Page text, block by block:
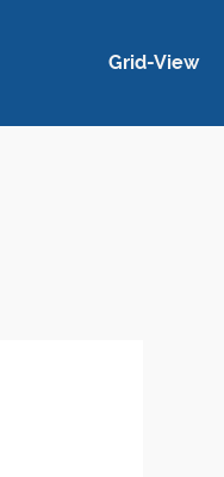
Grid-View